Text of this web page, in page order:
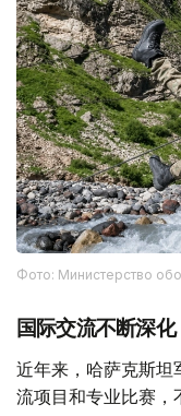
Фото: Министерство
国际交流不断深化
近年来，哈萨克斯坦
流项目和专业比赛，